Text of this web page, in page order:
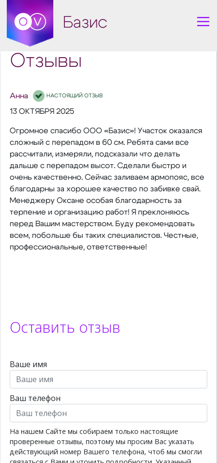
Базис
Отзывы
Анна НАСТОЯЩИЙ ОТЗЫВ
13 ОКТЯБРЯ 2025
Огромное спасибо ООО «Базис»! Участок оказался
сложный с перепадом в 60 см. Ребята сами все
рассчитали, измеряли, подсказали что делать
дальше с перепадом высот. Сделали быстро и
очень качественно. Сейчас заливаем армопояс, все
благодарны за хорошее качество по забивке свай.
Менеджеру Оксане особая благодарность за
терпение и организацию работ! Я преклоняюсь
перед Вашим мастерством. Буду рекомендовать
всем, побольше бы таких специалистов. Честные,
профессиональные, ответственные!